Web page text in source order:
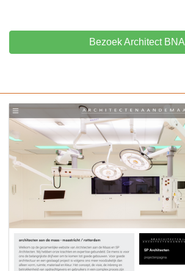
Bezoek Architect BNA